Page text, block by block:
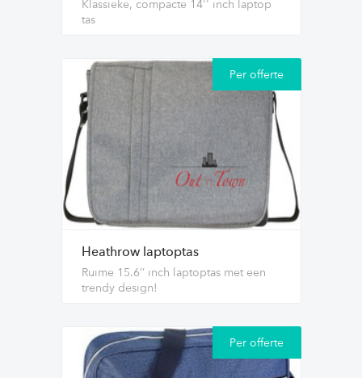
Klassieke, compacte 14'' inch laptop
tas
Per offerte
Heathrow laptoptas
Ruime 15.6’’ inch laptoptas met een
trendy design!
Per offerte